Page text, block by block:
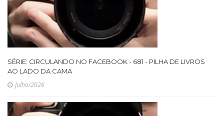
SÉRIE: CIRCULANDO NO FACEBOOK - 681 - PILHA DE LIVROS
AO LADO DA CAMA
Julho/2026